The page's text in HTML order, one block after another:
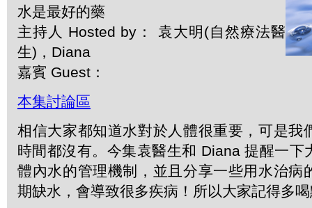
水是最好的藥
主持人 Hosted by： 袁大明(自然療法醫
生)，Diana
嘉賓 Guest：
本集討論區
相信大家都知道水對於人體很重要，可是我
時間都沒有。今集袁醫生和 Diana 提醒一下
體內水的管理機制，並且分享一些用水治病
期缺水，會導致很多疾病！所以大家記得多